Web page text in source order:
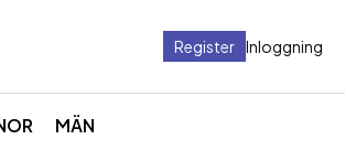
Inloggning
Register
MÄN